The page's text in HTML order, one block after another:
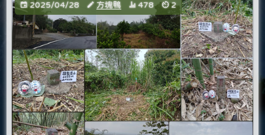
2025/04/28 方塊鴨 478 2